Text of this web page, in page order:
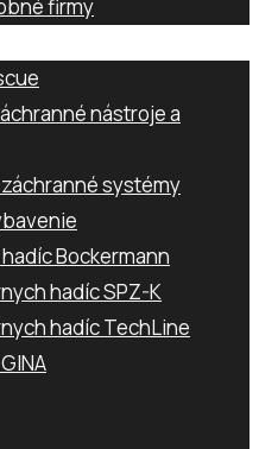
firmy
nástroje a
systémy
Bockermann
hadíc SPZ-K
hadíc TechLine